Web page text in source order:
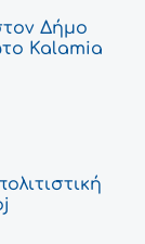
Δήμο
Kalamia